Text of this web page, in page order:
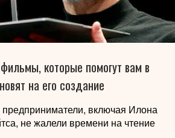
которые помогут вам в
на его создание
включая Илона
не жалели времени на чтение